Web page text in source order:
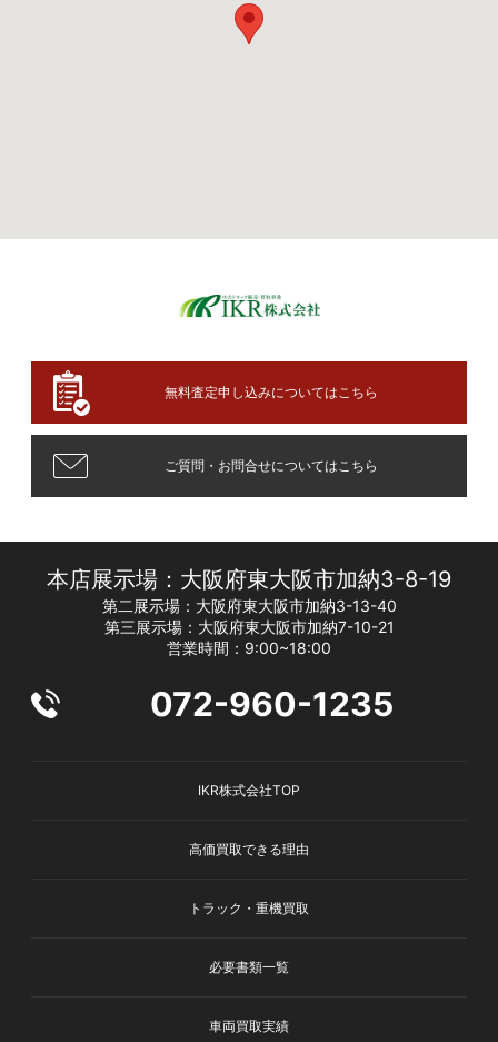
無料査定申し込みについてはこちら
ご質問・お問合せについてはこちら
本店展示場：大阪府東大阪市加納3-8-19
第二展示場：大阪府東大阪市加納3-13-40
第三展示場：大阪府東大阪市加納7-10-21
営業時間：9:00~18:00
072-960-1235
IKR株式会社TOP
高価買取できる理由
トラック・重機買取
必要書類一覧
車両買取実績